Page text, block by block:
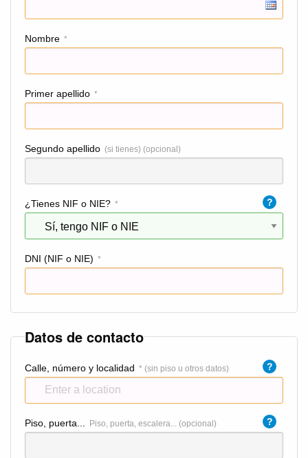
Nombre *
Primer apellido *
Segundo apellido (si tienes) (opcional)
¿Tienes NIF o NIE? * ?
DNI (NIF o NIE) *
Datos de contacto
Calle, número y localidad * (sin piso u otros datos) ?
Piso, puerta... Piso, puerta, escalera... (opcional) ?